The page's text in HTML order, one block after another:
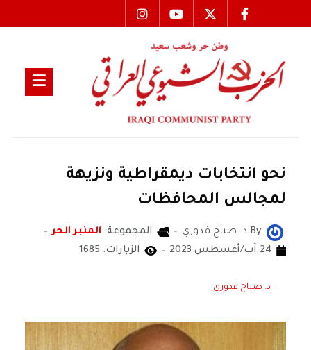
نحو انتخابات ديمقراطية ونزيهة
لمجالس المحافظات
By د. صباح قدوري المجموعة: المنبر الحر
24 آب/أغسطس 2023
الزيارات: 1685
د. صباح قدوري